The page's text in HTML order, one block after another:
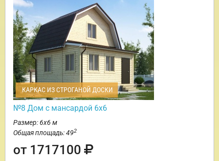
КАРКАС ИЗ СТРОГАНОЙ ДОСКИ
№8 Дом с мансардой 6х6
Размер: 6х6 м
Общая площадь: 492
от 1717100